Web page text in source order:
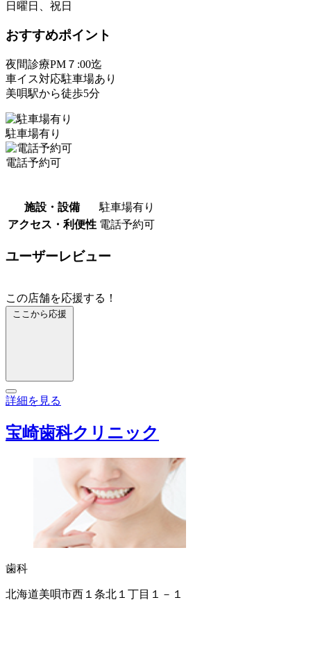
日曜日、祝日
おすすめポイント
夜間診療PM７:00迄
車イス対応駐車場あり
美唄駅から徒歩5分
駐車場有り
電話予約可
施設・設備
駐車場有り
アクセス・利便性 電話予約可
ユーザーレビュー
この店舗を応援する！
ここから応援
詳細を見る
宝崎歯科クリニック
歯科
北海道美唄市西１条北１丁目１－１